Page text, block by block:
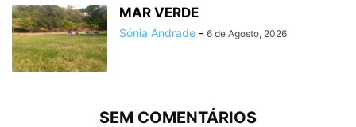
MAR VERDE
Sónia Andrade - 6 de Agosto, 2026
SEM COMENTÁRIOS